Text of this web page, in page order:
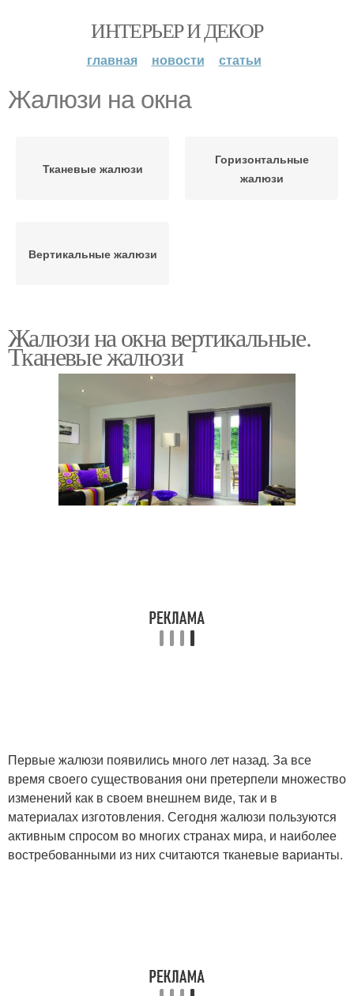
ИНТЕРЬЕР И ДЕКОР
главная новости статьи
Жалюзи на окна
Тканевые жалюзи
Горизонтальные
жалюзи
Вертикальные жалюзи
Жалюзи на окна вертикальные.
Тканевые жалюзи
Первые жалюзи появились много лет назад. За все
время своего существования они претерпели множество
изменений как в своем внешнем виде, так и в
материалах изготовления. Сегодня жалюзи пользуются
активным спросом во многих странах мира, и наиболее
востребованными из них считаются тканевые варианты.